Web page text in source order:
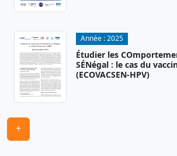
Année :2025
Étudier les
SÉNégal : le cas du
(ECOVACSEN-HPV)
+